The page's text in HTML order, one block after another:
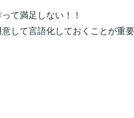
て満足しない！！
して言語化しておくことが重要